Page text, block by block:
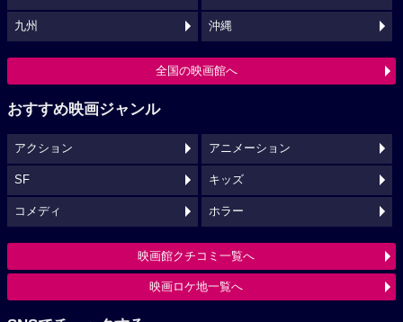
九州 沖縄
全国の映画館へ
おすすめ映画ジャンル
アクション アニメーション
SF キッズ
コメディ ホラー
映画館クチコミ一覧へ
映画ロケ地一覧へ